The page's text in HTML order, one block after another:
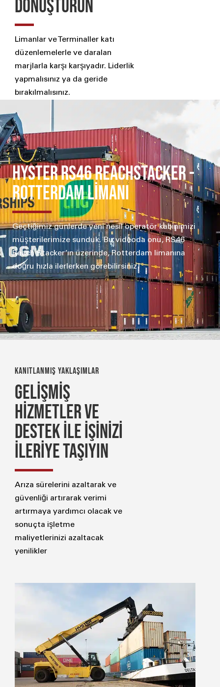
DÖNÜŞTÜRÜN
Limanlar ve Terminaller katı
düzenlemelerle ve daralan
marjlarla karşı karşıyadır. Liderlik
yapmalısınız ya da geride
bırakılmalısınız.
HYSTER RS46 REACHSTACKER -
ROTTERDAM LİMANI
Geçtiğimiz günlerde yeni nesil operatör kabinimizi
müşterilerimize sunduk. Bu videoda onu, RS46
Reach Stacker’ın üzerinde, Rotterdam limanına
doğru hızla ilerlerken görebilirsiniz!
KANITLANMIŞ YAKLAŞIMLAR
GELİŞMİŞ
HİZMETLER VE
DESTEK İLE İŞİNİZİ
İLERİYE TAŞIYIN
Arıza sürelerini azaltarak ve
güvenliği artırarak verimi
artırmaya yardımcı olacak ve
sonuçta işletme
maliyetlerinizi azaltacak
yenilikler